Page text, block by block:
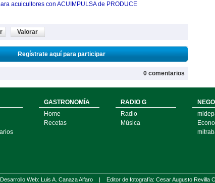
acuicultores con ACUIMPULSA de PRODUCE
Valorar
Regístrate aquí para participar
0 comentarios
GASTRONOMÍA
Home
Recetas
RADIO G
Radio
Música
Desarrollo Web: Luis A. Canaza Alfaro | Editor de fotografía: Cesar Augusto Revilla